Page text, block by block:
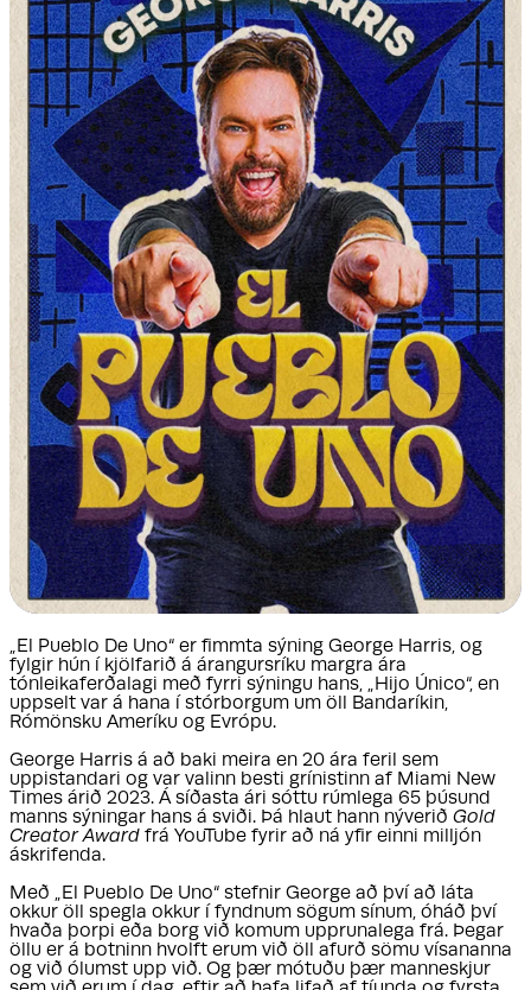
„El Pueblo De Uno“ er fimmta sýning George Harris, og
fylgir hún í kjölfarið á árangursríku margra ára
tónleikaferðalagi með fyrri sýningu hans, „Hijo Único“, en
uppselt var á hana í stórborgum um öll Bandaríkin,
Rómönsku Ameríku og Evrópu.
George Harris á að baki meira en 20 ára feril sem
uppistandari og var valinn besti grínistinn af Miami New
Times árið 2023. Á síðasta ári sóttu rúmlega 65 þúsund
manns sýningar hans á sviði. Þá hlaut hann nýverið Gold
Creator Award frá YouTube fyrir að ná yfir einni milljón
áskrifenda.
Með „El Pueblo De Uno“ stefnir George að því að láta
okkur öll spegla okkur í fyndnum sögum sínum, óháð því
hvaða þorpi eða borg við komum upprunalega frá. Þegar
öllu er á botninn hvolft erum við öll afurð sömu vísananna
og við ólumst upp við. Og þær mótuðu þær manneskjur